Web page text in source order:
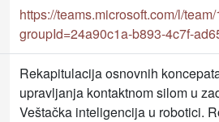
https://teams.microsoft.com/l/
groupId=24a90c1a-b893-4c7f-
Rekapitulacija osnovnih
upravljanja kontaktnom silom u
Veštačka inteligencija u robotici.